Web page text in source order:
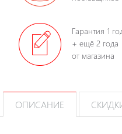
Гарантия 1
+ ещё 2 года
от магазина
ОПИСАНИЕ